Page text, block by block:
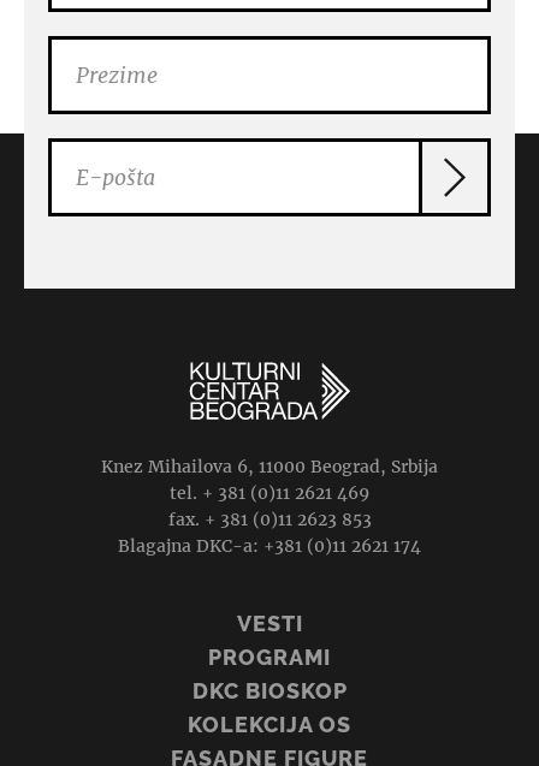
Knez Mihailova 6, 11000 Beograd, Srbija
tel. + 381 (0)11 2621 469
fax. + 381 (0)11 2623 853
Blagajna DKC-a: +381 (0)11 2621 174
VESTI
PROGRAMI
DKC BIOSKOP
KOLEKCIJA OS
FASADNE FIGURE